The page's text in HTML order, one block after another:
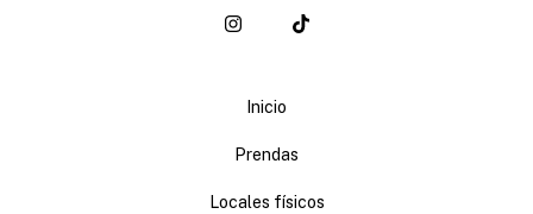
Inicio
Prendas
Locales físicos